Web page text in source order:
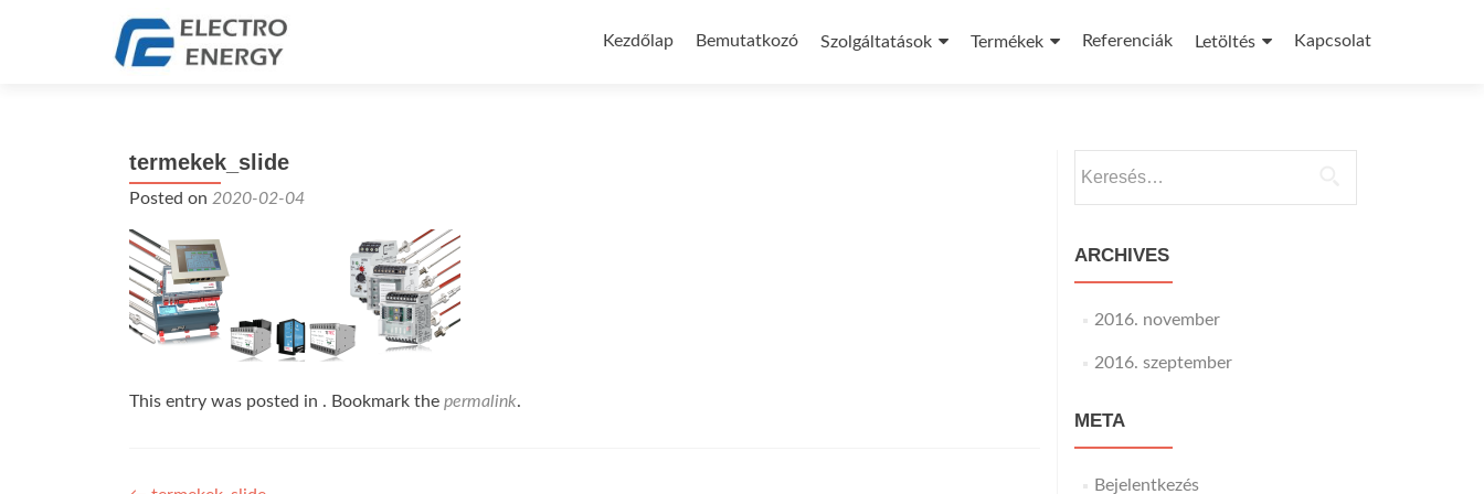
to
Kezdőlap Bemutatkozó Szolgáltatások Termékek Referenciák Letöltés Kapcsolat
termekek_slide
Posted on 2020-02-04
This entry was posted in . Bookmark the permalink.
ARCHIVES
2016. november
2016. szeptember
META
Bejelentkezés